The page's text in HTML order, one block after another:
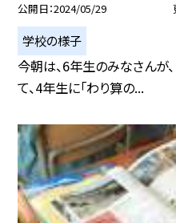
公開日 2024/05/29
学校の様子
今朝は、6年生のみなさんが
て、4年生に「わり算の...